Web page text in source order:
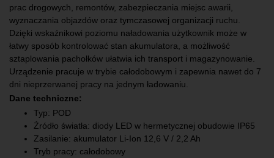
prac drogowych, remontów, zabezpieczania miejsc awarii,
wyznaczania objazdów oraz tymczasowej organizacji ruchu.
Dzięki wskaźnikowi poziomu naładowania użytkownik może w
łatwy sposób kontrolować stan akumulatora, a możliwość
sztaplowania pachołków ułatwia ich transport i magazynowanie.
Urządzenie pracuje w trybie całodobowym i zapewnia nawet do 7
dni nieprzerwanej pracy na jednym ładowaniu.
Dane techniczne:
Typ: POD
Źródło światła: diody LED w hermetycznej obudowie IP65
Zasilanie: akumulator Li-Ion 12,6 V / 2,2 Ah
Tryb pracy: całodobowy